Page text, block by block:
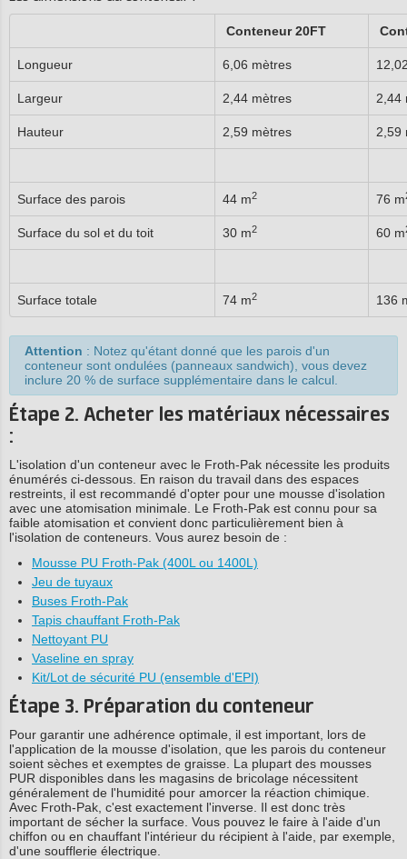
Conteneur 20FT
Longueur 6,06 mètres
Largeur 2,44 mètres 2,44
Hauteur 2,59 mètres 2,59
Surface des parois 44 m2 76 m
Surface du sol et du toit 30 m2 60 m
Surface totale 74 m2 136
Attention : Notez qu'étant donné que les parois d'un
conteneur sont ondulées (panneaux sandwich), vous devez
inclure 20 % de surface supplémentaire dans le calcul.
Étape 2. Acheter les matériaux nécessaires
:
L'isolation d'un conteneur avec le Froth-Pak nécessite les produits
énumérés ci-dessous. En raison du travail dans des espaces
restreints, il est recommandé d'opter pour une mousse d'isolation
avec une atomisation minimale. Le Froth-Pak est connu pour sa
faible atomisation et convient donc particulièrement bien à
l'isolation de conteneurs. Vous aurez besoin de :
Mousse PU Froth-Pak (400L ou 1400L)
Jeu de tuyaux
Buses Froth-Pak
Tapis chauffant Froth-Pak
Nettoyant PU
Vaseline en spray
Kit/Lot de sécurité PU (ensemble d'EPI)
Étape 3. Préparation du conteneur
Pour garantir une adhérence optimale, il est important, lors de
l'application de la mousse d'isolation, que les parois du conteneur
soient sèches et exemptes de graisse. La plupart des mousses
PUR disponibles dans les magasins de bricolage nécessitent
généralement de l'humidité pour amorcer la réaction chimique.
Avec Froth-Pak, c'est exactement l'inverse. Il est donc très
important de sécher la surface. Vous pouvez le faire à l'aide d'un
chiffon ou en chauffant l'intérieur du récipient à l'aide, par exemple,
d'une soufflerie électrique.